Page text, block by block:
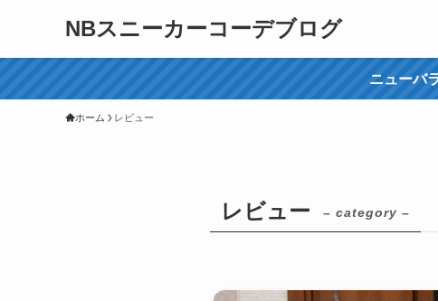
NBスニーカーコーデブログ
ニューバ
ホーム レビュー
レビュー – category –